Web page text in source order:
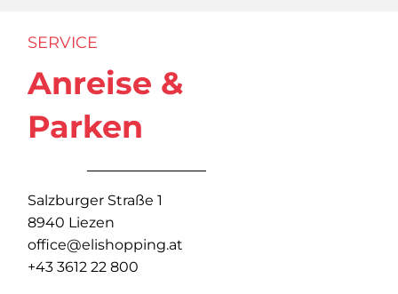
SERVICE
Anreise &
Parken
Salzburger Straße 1
8940 Liezen
office@elishopping.at
+43 3612 22 800